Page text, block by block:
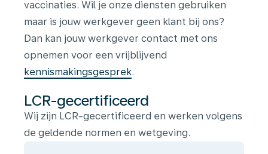
vaccinaties. Wil je onze diensten gebruiken
maar is jouw werkgever geen klant bij ons?
Dan kan jouw werkgever contact met ons
opnemen voor een vrijblijvend
kennismakingsgesprek.
LCR-gecertificeerd
Wij zijn LCR-gecertificeerd en werken volgens
de geldende normen en wetgeving.